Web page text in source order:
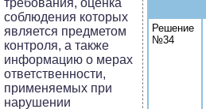
требования, оценка
соблюдения которых
является предметом
контроля, а также
информацию о мерах
ответственности,
применяемых при
нарушении
Решение
№34